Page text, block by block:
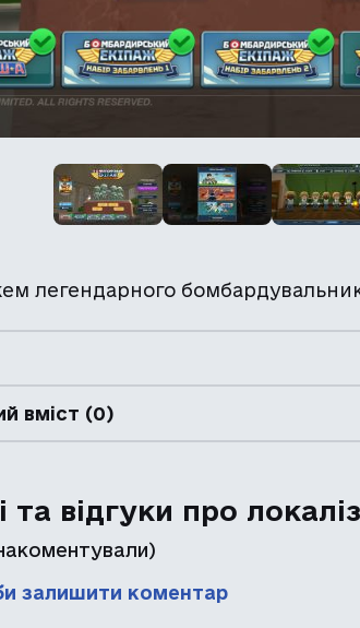
легендарного
вміст (0)
та відгуки про
залишити коментар